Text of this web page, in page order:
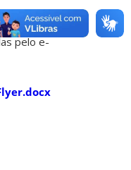
pelo e-